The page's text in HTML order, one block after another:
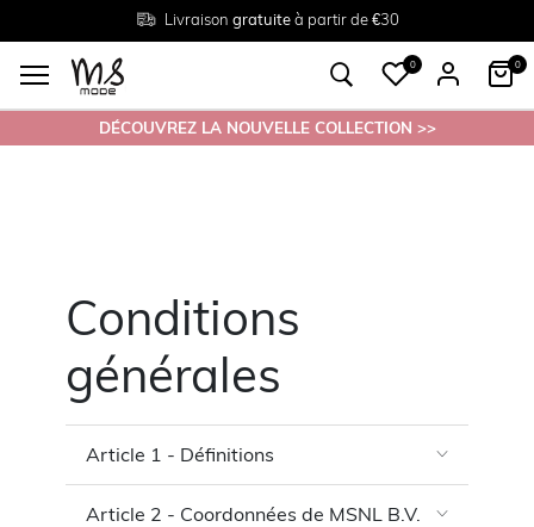
Livraison gratuiteà partir de €30
Tailles du38 au 54
Retourgratuit en magasin
0 0
DÉCOUVREZ LA NOUVELLE COLLECTION >>
Conditions
générales
Article 1 - Définitions
Article 2 - Coordonnées de MSNL B.V.